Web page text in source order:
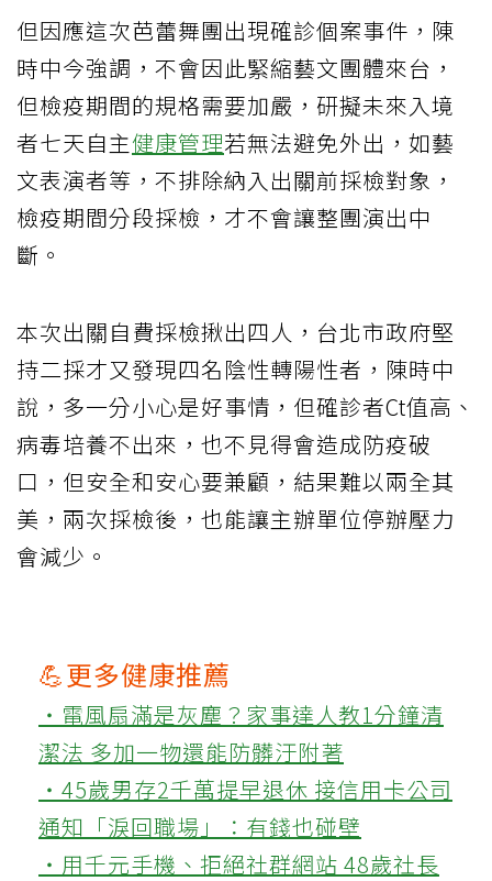
但因應這次芭蕾舞團出現確診個案事件，陳
時中今強調，不會因此緊縮藝文團體來台，
但檢疫期間的規格需要加嚴，研擬未來入境
者七天自主健康管理若無法避免外出，如藝
文表演者等，不排除納入出關前採檢對象，
檢疫期間分段採檢，才不會讓整團演出中
斷。
本次出關自費採檢揪出四人，台北市政府堅
持二採才又發現四名陰性轉陽性者，陳時中
說，多一分小心是好事情，但確診者Ct值高、
病毒培養不出來，也不見得會造成防疫破
口，但安全和安心要兼顧，結果難以兩全其
美，兩次採檢後，也能讓主辦單位停辦壓力
會減少。
💪更多健康推薦
‧電風扇滿是灰塵？家事達人教1分鐘清
潔法 多加一物還能防髒汙附著
‧45歲男存2千萬提早退休 接信用卡公司
通知「淚回職場」：有錢也碰壁
‧用千元手機、拒絕社群網站 48歲社長